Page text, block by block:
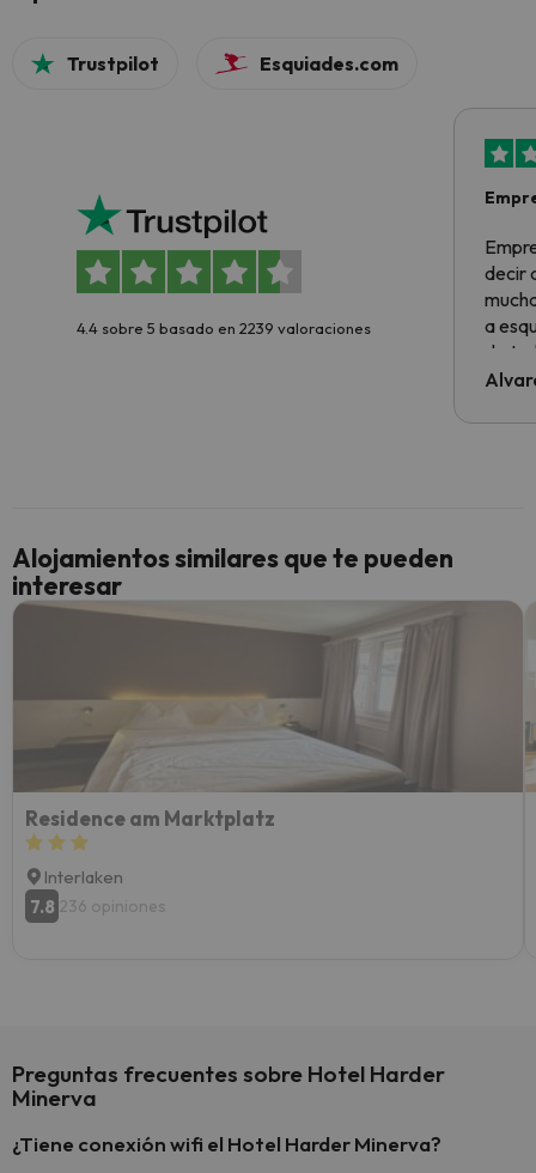
Trustpilot Esquiades.com
4.4 sobre 5 basado en 2239 valoraciones
decir
a
de
al
culpa
Alojamientos similares que te pueden
interesar
Residence am Marktplatz
Interlaken
7.8 236 opiniones
Preguntas frecuentes sobre Hotel Harder
Minerva
¿Tiene conexión wifi el Hotel Harder Minerva?